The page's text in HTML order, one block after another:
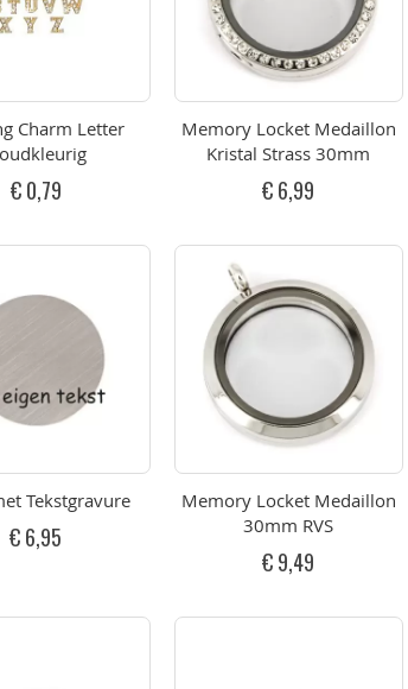
Charm Letter
€ 0,79
Memory Locket Medaillon
Kristal Strass 30mm
€ 6,99
Tekstgravure
€ 6,95
Memory Locket Medaillon
30mm RVS
€ 9,49